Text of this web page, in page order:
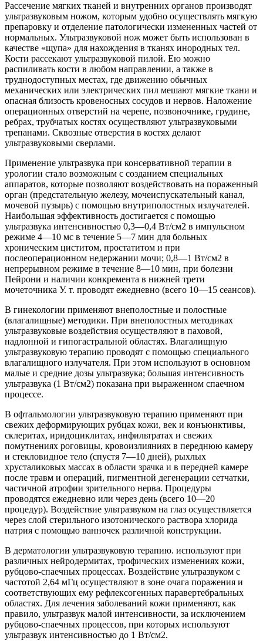
Рассечение мягких тканей и внутренних органов производят
ультразвуковым ножом, которым удобно осуществлять мягкую
препаровку и отделение патологически измененных частей от
нормальных. Ультразвуковой нож может быть использован в
качестве «щупа» для нахождения в тканях инородных тел.
Кости рассекают ультразвуковой пилой. Ею можно
распиливать кости в любом направлении, а также в
труднодоступных местах, где движению обычных
механических или электрических пил мешают мягкие ткани и
опасная близость кровеносных сосудов и нервов. Наложение
операционных отверстий на черепе, позвоночнике, грудине,
ребрах, трубчатых костях осуществляют ультразвуковыми
трепанами. Сквозные отверстия в костях делают
ультразвуковыми сверлами.
Применение ультразвука при консервативной терапии в
урологии стало возможным с созданием специальных
аппаратов, которые позволяют воздействовать на пораженный
орган (предстательную железу, мочеиспускательный канал,
мочевой пузырь) с помощью внутриполостных излучателей.
Наибольшая эффективность достигается с помощью
ультразвука интенсивностью 0,3—0,4 Вт/см2 в импульсном
режиме 4—10 мс в течение 5—7 мин для больных
хроническим циститом, простатитом и при
послеоперационном недержании мочи; 0,8—1 Вт/см2 в
непрерывном режиме в течение 8—10 мин, при болезни
Пейрони и наличии конкремента в нижней трети
мочеточника У. т. проводят ежедневно (всего 10—15 сеансов).
В гинекологии применяют внеполостные и полостные
(влагалищные) методики. При внеполостных методиках
ультразвуковые воздействия осуществляют в паховой,
надлонной и гипогастральной областях. Влагалищную
ультразвуковую терапию проводят с помощью специального
влагалищного излучателя. При этом используют в основном
малые и средние дозы ультразвука; большая интенсивность
ультразвука (1 Вт/см2) показана при выраженном спаечном
процессе.
В офтальмологии ультразвуковую терапию применяют при
свежих деформирующих рубцах кожи, век и конъюнктивы,
склеритах, иридоциклитах, инфильтратах и свежих
помутнениях роговицы, кровоизлияниях в переднюю камеру
и стекловидное тело (спустя 7—10 дней), рыхлых
хрусталиковых массах в области зрачка и в передней камере
после травм и операций, пигментной дегенерации сетчатки,
частичной атрофии зрительного нерва. Процедуры
проводятся ежедневно или через день (всего 10—20
процедур). Воздействие ультразвуком на глаз осуществляется
через слой стерильного изотонического раствора хлорида
натрия с помощью ванночек различной конструкции.
В дерматологии ультразвуковую терапию. используют при
различных нейродермитах, трофических изменениях кожи,
рубцово-спаечных процессах. Воздействие ультразвуком с
частотой 2,64 мГц осуществляют в зоне очага поражения и
соответствующих ему рефлексогенных паравертебральных
областях. Для лечения заболеваний кожи применяют, как
правило, ультразвук малой интенсивности, за исключением
рубцово-спаечных процессов, при которых используют
ультразвук интенсивностью до 1 Вт/см2.